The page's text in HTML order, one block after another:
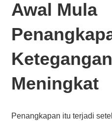
Awal Mula
Meningkat
Penangkapan itu terjadi